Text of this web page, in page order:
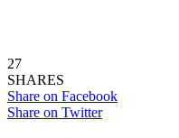
27
SHARES
Share on Facebook
Share on Twitter